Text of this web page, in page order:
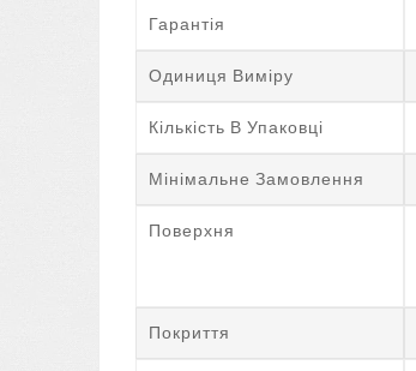
Гарантія
Одиниця Виміру
Кількість В Упаковці
Мінімальне Замовлення
Поверхня
Покриття